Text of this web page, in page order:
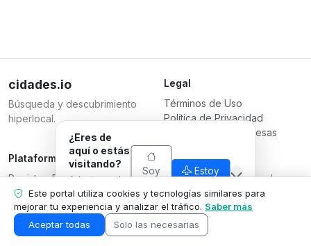
cidades.io
Búsqueda y descubrimiento
hiperlocal.
Legal
Términos de Uso
Política de Privacidad
Términos para Empresas
Plataforma
Registrar Empresa
Planes
Contáctanos
Área de la Empresa
Responsable
Serverplace Serviços de
Internet
CNPJ 04.114.466/0001-79
© 2026
Este portal utiliza cookies y tecnologías similares para
mejorar tu experiencia y analizar el tráfico. Saber más
Aceptar todas
Solo las necesarias
¿Eres de
aquí o estás
visitando?
Adaptamos lo
que
mostramos a
tu situación.
Soy
aquí
Estoy